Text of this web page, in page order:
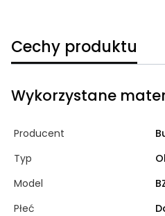
Cechy produktu
Wykorzystane
Producent
Typ
Model
Płeć